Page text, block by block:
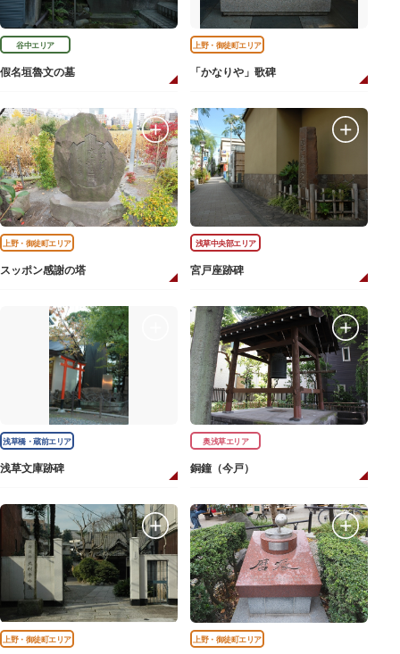
谷中エリア
假名垣魯文の墓
上野・御徒町エリア
「かなりや」歌碑
上野・御徒町エリア
スッポン感謝の塔
浅草中央部エリア
宮戸座跡碑
浅草橋・蔵前エリア
浅草文庫跡碑
奥浅草エリア
銅鐘（今戸）
上野・御徒町エリア 上野・御徒町エリア